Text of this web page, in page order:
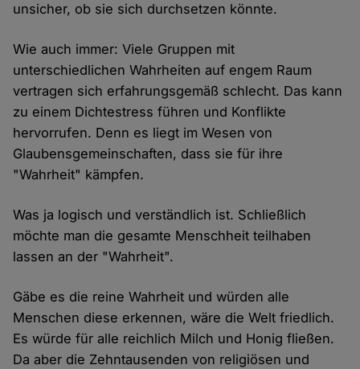
unsicher, ob sie sich durchsetzen könnte.
Wie auch immer: Viele Gruppen mit
unterschiedlichen Wahrheiten auf engem Raum
vertragen sich erfahrungsgemäß schlecht. Das kann
zu einem Dichtestress führen und Konflikte
hervorrufen. Denn es liegt im Wesen von
Glaubensgemeinschaften, dass sie für ihre
"Wahrheit" kämpfen.
Was ja logisch und verständlich ist. Schließlich
möchte man die gesamte Menschheit teilhaben
lassen an der "Wahrheit".
Gäbe es die reine Wahrheit und würden alle
Menschen diese erkennen, wäre die Welt friedlich.
Es würde für alle reichlich Milch und Honig fließen.
Da aber die Zehntausenden von religiösen und